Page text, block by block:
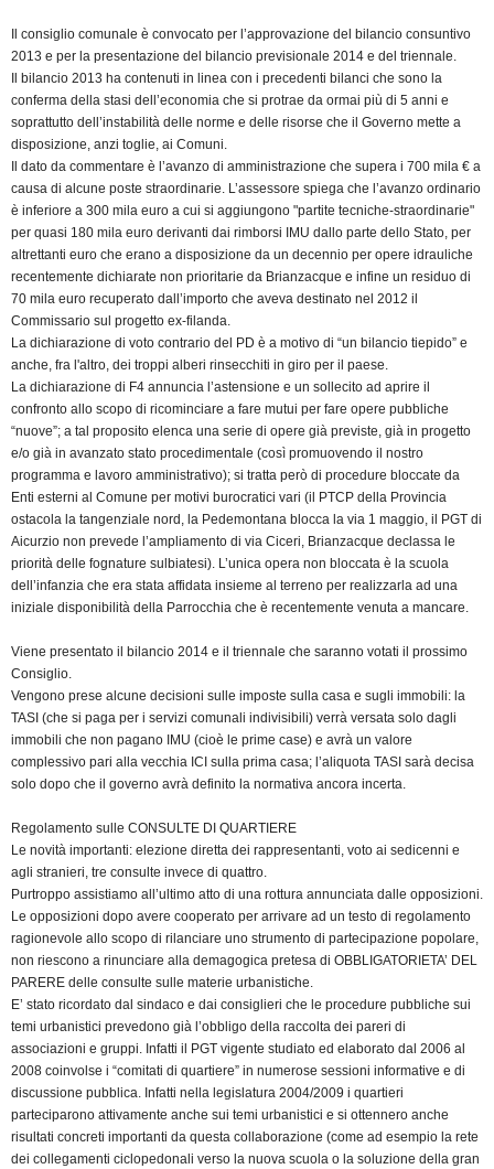
Il consiglio comunale è convocato per l’approvazione del bilancio consuntivo
2013 e per la presentazione del bilancio previsionale 2014 e del triennale.
Il bilancio 2013 ha contenuti in linea con i precedenti bilanci che sono la
conferma della stasi dell’economia che si protrae da ormai più di 5 anni e
soprattutto dell’instabilità delle norme e delle risorse che il Governo mette a
disposizione, anzi toglie, ai Comuni.
Il dato da commentare è l’avanzo di amministrazione che supera i 700 mila € a
causa di alcune poste straordinarie. L’assessore spiega che l’avanzo ordinario
è inferiore a 300 mila euro a cui si aggiungono "partite tecniche-straordinarie"
per quasi 180 mila euro derivanti dai rimborsi IMU dallo parte dello Stato, per
altrettanti euro che erano a disposizione da un decennio per opere idrauliche
recentemente dichiarate non prioritarie da Brianzacque e infine un residuo di
70 mila euro recuperato dall’importo che aveva destinato nel 2012 il
Commissario sul progetto ex-filanda.
La dichiarazione di voto contrario del PD è a motivo di “un bilancio tiepido” e
anche, fra l'altro, dei troppi alberi rinsecchiti in giro per il paese.
La dichiarazione di F4 annuncia l’astensione e un sollecito ad aprire il
confronto allo scopo di ricominciare a fare mutui per fare opere pubbliche
“nuove”; a tal proposito elenca una serie di opere già previste, già in progetto
e/o già in avanzato stato procedimentale (così promuovendo il nostro
programma e lavoro amministrativo); si tratta però di procedure bloccate da
Enti esterni al Comune per motivi burocratici vari (il PTCP della Provincia
ostacola la tangenziale nord, la Pedemontana blocca la via 1 maggio, il PGT di
Aicurzio non prevede l’ampliamento di via Ciceri, Brianzacque declassa le
priorità delle fognature sulbiatesi). L’unica opera non bloccata è la scuola
dell’infanzia che era stata affidata insieme al terreno per realizzarla ad una
iniziale disponibilità della Parrocchia che è recentemente venuta a mancare.
Viene presentato il bilancio 2014 e il triennale che saranno votati il prossimo
Consiglio.
Vengono prese alcune decisioni sulle imposte sulla casa e sugli immobili: la
TASI (che si paga per i servizi comunali indivisibili) verrà versata solo dagli
immobili che non pagano IMU (cioè le prime case) e avrà un valore
complessivo pari alla vecchia ICI sulla prima casa; l’aliquota TASI sarà decisa
solo dopo che il governo avrà definito la normativa ancora incerta.
Regolamento sulle CONSULTE DI QUARTIERE
Le novità importanti: elezione diretta dei rappresentanti, voto ai sedicenni e
agli stranieri, tre consulte invece di quattro.
Purtroppo assistiamo all’ultimo atto di una rottura annunciata dalle opposizioni.
Le opposizioni dopo avere cooperato per arrivare ad un testo di regolamento
ragionevole allo scopo di rilanciare uno strumento di partecipazione popolare,
non riescono a rinunciare alla demagogica pretesa di OBBLIGATORIETA’ DEL
PARERE delle consulte sulle materie urbanistiche.
E’ stato ricordato dal sindaco e dai consiglieri che le procedure pubbliche sui
temi urbanistici prevedono già l’obbligo della raccolta dei pareri di
associazioni e gruppi. Infatti il PGT vigente studiato ed elaborato dal 2006 al
2008 coinvolse i “comitati di quartiere” in numerose sessioni informative e di
discussione pubblica. Infatti nella legislatura 2004/2009 i quartieri
parteciparono attivamente anche sui temi urbanistici e si ottennero anche
risultati concreti importanti da questa collaborazione (come ad esempio la rete
dei collegamenti ciclopedonali verso la nuova scuola o la soluzione della gran